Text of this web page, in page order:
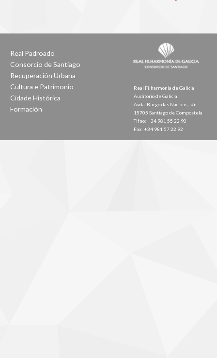
Real Padroado
Consorcio de Santiago
Recuperación Urbana
Cultura e Patrimonio
Cidade Histórica
Formación
Real Filharmonía de Galicia
Auditorio de Galicia
Avda. Burgo das Nacións, s/n
15705 Santiago de Compostela
Tlfno: +34 981 55 22 90
Fax: +34 981 57 22 92